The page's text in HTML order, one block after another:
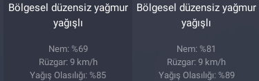
Bölgesel düzensiz yağmur
yağışlı
Nem: %69
Rüzgar: 9 km/h
Yağış Olasılığı: %85
Bölgesel düzensiz yağmur
yağışlı
Nem: %81
Rüzgar: 9 km/h
Yağış Olasılığı: %89